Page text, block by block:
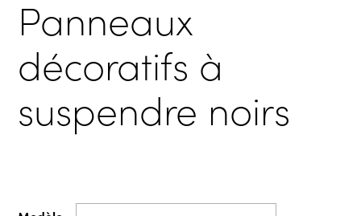
Panneaux
décoratifs à
suspendre noirs